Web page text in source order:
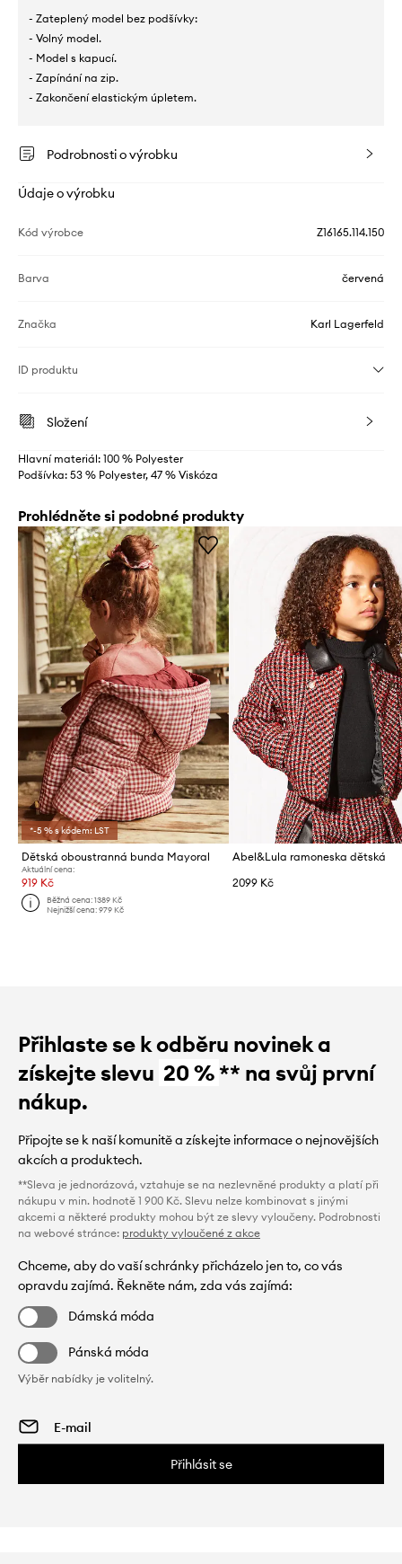
- Zateplený model bez podšívky:
- Volný model.
- Model s kapucí.
- Zapínání na zip.
- Zakončení elastickým úpletem.
Podrobnosti o výrobku
Údaje o výrobku
Kód výrobce Z16165.114.150
Barva červená
Značka Karl Lagerfeld
ID produktu
Složení
Hlavní materiál: 100 % Polyester
Podšívka: 53 % Polyester, 47 % Viskóza
Prohlédněte si podobné produkty
*-5 % s kódem: LST
Dětská oboustranná bunda Mayoral
Aktuální cena:
919 Kč
Běžná cena:1389 Kč
Nejnižší cena:979 Kč
Abel&Lula ramoneska dětská
2099 Kč
Přihlaste se k odběru novinek a
získejte slevu 20 %** na svůj první
nákup.
Připojte se k naší komunitě a získejte informace o nejnovějších
akcích a produktech.
**Sleva je jednorázová, vztahuje se na nezlevněné produkty a platí při
nákupu v min. hodnotě 1 900 Kč. Slevu nelze kombinovat s jinými
akcemi a některé produkty mohou být ze slevy vyloučeny. Podrobnosti
na webové stránce: produkty vyloučené z akce
Chceme, aby do vaší schránky přicházelo jen to, co vás
opravdu zajímá. Řekněte nám, zda vás zajímá:
Dámská móda
Pánská móda
Výběr nabídky je volitelný.
Přihlásit se